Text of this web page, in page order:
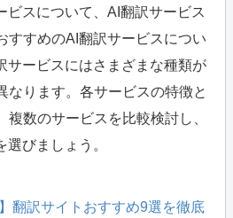
ビスについて、AI翻訳サービス
すすめのAI翻訳サービスについ
サービスにはさまざまな種類が
なります。各サービスの特徴と
数のサービスを比較検討し、
びましょう。
翻訳サイトおすすめ9選を徹底